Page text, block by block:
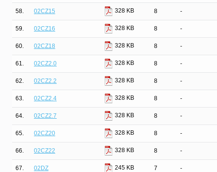
58. 02CZ15 328 KB 8 -
59. 02CZ16 328 KB 8 -
60. 02CZ18 328 KB 8 -
61. 02CZ2.0 328 KB 8 -
62. 02CZ2.2 328 KB 8 -
63. 02CZ2.4 328 KB 8 -
64. 02CZ2.7 328 KB 8 -
65. 02CZ20 328 KB 8 -
66. 02CZ22 328 KB 8 -
67. 02DZ 245 KB 7 -